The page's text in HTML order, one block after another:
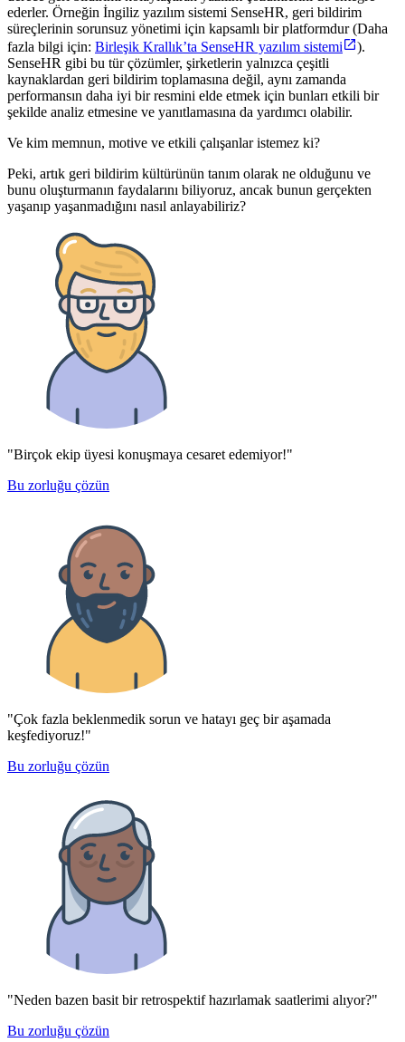
ederler. Örneğin İngiliz yazılım sistemi SenseHR, geri bildirim
süreçlerinin sorunsuz yönetimi için kapsamlı bir platformdur (Daha
fazla bilgi için: Birleşik Krallık’ta SenseHR yazılım sistemi
).
SenseHR gibi bu tür çözümler, şirketlerin yalnızca çeşitli
kaynaklardan geri bildirim toplamasına değil, aynı zamanda
performansın daha iyi bir resmini elde etmek için bunları etkili bir
şekilde analiz etmesine ve yanıtlamasına da yardımcı olabilir.
Ve kim memnun, motive ve etkili çalışanlar istemez ki?
Peki, artık geri bildirim kültürünün tanım olarak ne olduğunu ve
bunu oluşturmanın faydalarını biliyoruz, ancak bunun gerçekten
yaşanıp yaşanmadığını nasıl anlayabiliriz?
"Birçok ekip üyesi konuşmaya cesaret edemiyor!"
Bu zorluğu çözün
"Çok fazla beklenmedik sorun ve hatayı geç bir aşamada
keşfediyoruz!"
Bu zorluğu çözün
"Neden bazen basit bir retrospektif hazırlamak saatlerimi alıyor?"
Bu zorluğu çözün